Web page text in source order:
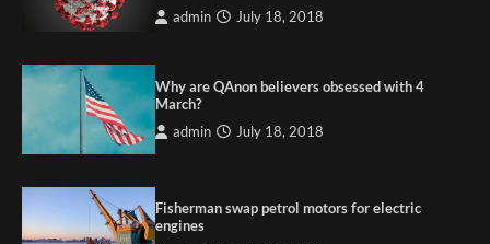
admin July 18, 2018
Why are QAnon believers obsessed with 4
March?
admin July 18, 2018
Fisherman swap petrol motors for electric
engines